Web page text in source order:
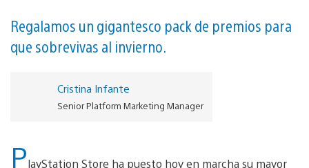
Regalamos un gigantesco pack de premios para
que sobrevivas al invierno.
Cristina Infante
Senior Platform Marketing Manager
PlayStation Store ha puesto hoy en marcha su mayor